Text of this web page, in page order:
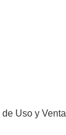
Uso y Venta